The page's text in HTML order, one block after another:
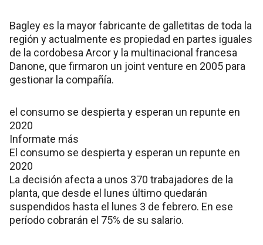
Bagley es la mayor fabricante de galletitas de toda la
región y actualmente es propiedad en partes iguales
de la cordobesa Arcor y la multinacional francesa
Danone, que firmaron un joint venture en 2005 para
gestionar la compañía.
el consumo se despierta y esperan un repunte en
2020
Informate más
El consumo se despierta y esperan un repunte en
2020
La decisión afecta a unos 370 trabajadores de la
planta, que desde el lunes último quedarán
suspendidos hasta el lunes 3 de febrero. En ese
período cobrarán el 75% de su salario.